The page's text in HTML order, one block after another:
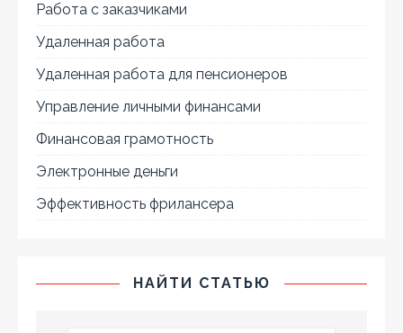
Работа с заказчиками
Удаленная работа
Удаленная работа для пенсионеров
Управление личными финансами
Финансовая грамотность
Электронные деньги
Эффективность фрилансера
НАЙТИ СТАТЬЮ